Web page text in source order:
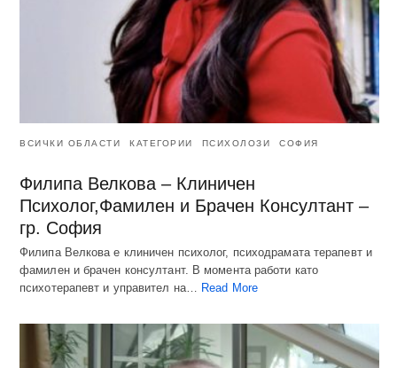
ВСИЧКИ ОБЛАСТИ КАТЕГОРИИ ПСИХОЛОЗИ СОФИЯ
Филипа Велкова – Клиничен
Психолог,Фамилен и Брачен Консултант –
гр. София
Филипа Велкова е клиничен психолог, психодрамата терапевт и
фамилен и брачен консултант. В момента работи като
психотерапевт и управител на…
Read More